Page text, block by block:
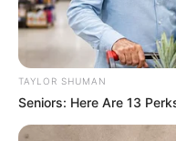
TAYLOR SHUMAN
Seniors: Here Are 13